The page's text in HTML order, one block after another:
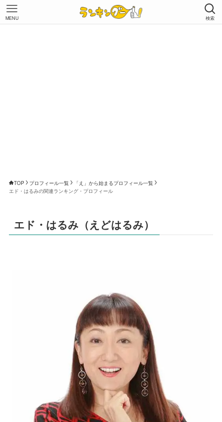
検索
MENU
TOP プロフィール一覧
「え」から始まるプロフィール一覧
エド・はるみの関連ランキング・プロフィール
エド・はるみ（えどはるみ）